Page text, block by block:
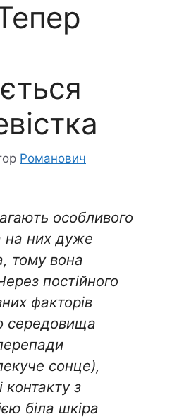
Романович
особливого
на них дуже
тому вона
постійного
факторів
середовища
сонце),
контакту з
біла шкіра